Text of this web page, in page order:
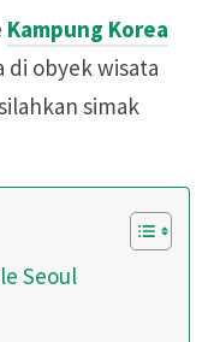
Kampung Korea
di obyek wisata
simak
Seoul